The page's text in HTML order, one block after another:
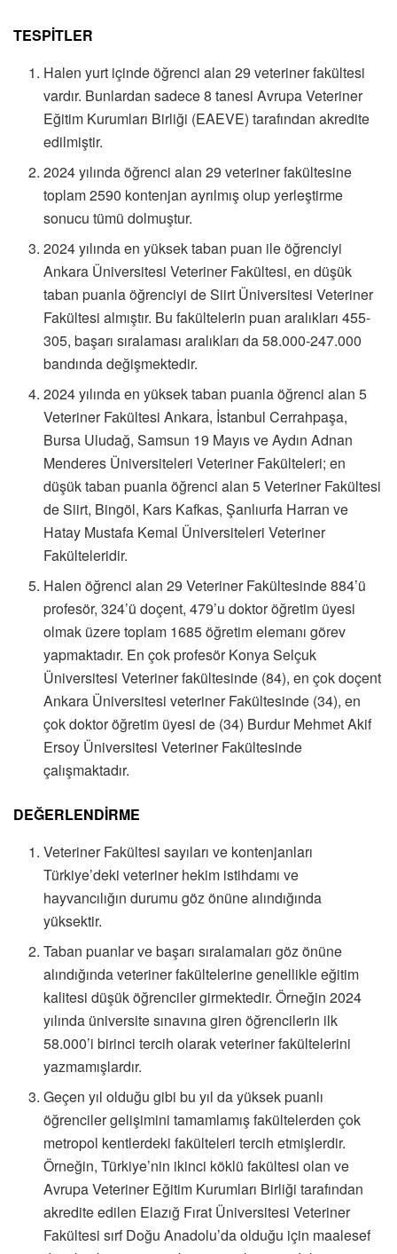
TESPİTLER
Halen yurt içinde öğrenci alan 29 veteriner fakültesi
vardır. Bunlardan sadece 8 tanesi Avrupa Veteriner
Eğitim Kurumları Birliği (EAEVE) tarafından akredite
edilmiştir.
2024 yılında öğrenci alan 29 veteriner fakültesine
toplam 2590 kontenjan ayrılmış olup yerleştirme
sonucu tümü dolmuştur.
2024 yılında en yüksek taban puan ile öğrenciyi
Ankara Üniversitesi Veteriner Fakültesi, en düşük
taban puanla öğrenciyi de Siirt Üniversitesi Veteriner
Fakültesi almıştır. Bu fakültelerin puan aralıkları 455-
305, başarı sıralaması aralıkları da 58.000-247.000
bandında değişmektedir.
2024 yılında en yüksek taban puanla öğrenci alan 5
Veteriner Fakültesi Ankara, İstanbul Cerrahpaşa,
Bursa Uludağ, Samsun 19 Mayıs ve Aydın Adnan
Menderes Üniversiteleri Veteriner Fakülteleri; en
düşük taban puanla öğrenci alan 5 Veteriner Fakültesi
de Siirt, Bingöl, Kars Kafkas, Şanlıurfa Harran ve
Hatay Mustafa Kemal Üniversiteleri Veteriner
Fakülteleridir.
Halen öğrenci alan 29 Veteriner Fakültesinde 884’ü
profesör, 324’ü doçent, 479’u doktor öğretim üyesi
olmak üzere toplam 1685 öğretim elemanı görev
yapmaktadır. En çok profesör Konya Selçuk
Üniversitesi Veteriner fakültesinde (84), en çok doçent
Ankara Üniversitesi veteriner Fakültesinde (34), en
çok doktor öğretim üyesi de (34) Burdur Mehmet Akif
Ersoy Üniversitesi Veteriner Fakültesinde
çalışmaktadır.
DEĞERLENDİRME
Veteriner Fakültesi sayıları ve kontenjanları
Türkiye’deki veteriner hekim istihdamı ve
hayvancılığın durumu göz önüne alındığında
yüksektir.
Taban puanlar ve başarı sıralamaları göz önüne
alındığında veteriner fakültelerine genellikle eğitim
kalitesi düşük öğrenciler girmektedir. Örneğin 2024
yılında üniversite sınavına giren öğrencilerin ilk
58.000’i birinci tercih olarak veteriner fakültelerini
yazmamışlardır.
Geçen yıl olduğu gibi bu yıl da yüksek puanlı
öğrenciler gelişimini tamamlamış fakültelerden çok
metropol kentlerdeki fakülteleri tercih etmişlerdir.
Örneğin, Türkiye’nin ikinci köklü fakültesi olan ve
Avrupa Veteriner Eğitim Kurumları Birliği tarafından
akredite edilen Elazığ Fırat Üniversitesi Veteriner
Fakültesi sırf Doğu Anadolu’da olduğu için maalesef